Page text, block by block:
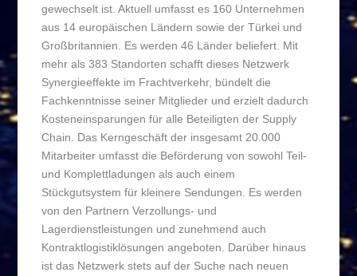
gewechselt ist. Aktuell umfasst es 160 Unternehmen
aus 14 europäischen Ländern sowie der Türkei und
Großbritannien. Es werden 46 Länder beliefert. Mit
mehr als 383 Standorten schafft dieses Netzwerk
Synergieeffekte im Frachtverkehr, bündelt die
Fachkenntnisse seiner Mitglieder und erzielt dadurch
Kosteneinsparungen für alle Beteiligten der Supply
Chain. Das Kerngeschäft der insgesamt 20.000
Mitarbeiter umfasst die Beförderung von sowohl Teil-
und Komplettladungen als auch einem
Stückgutsystem für kleinere Sendungen. Es werden
von den Partnern Verzollungs- und
Lagerdienstleistungen und zunehmend auch
Kontraktlogistiklösungen angeboten. Darüber hinaus
ist das Netzwerk stets auf der Suche nach neuen